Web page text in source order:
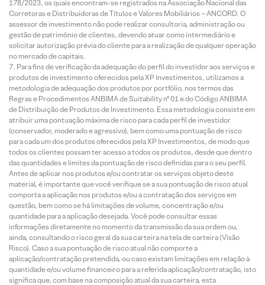
178/2023, os quais encontram-se registrados na Associação Nacional das
Corretoras e Distribuidoras de Títulos e Valores Mobiliários – ANCORD. O
assessor de investimento não pode realizar consultoria, administração ou
gestão de patrimônio de clientes, devendo atuar como intermediário e
solicitar autorização prévia do cliente para a realização de qualquer operação
no mercado de capitais.
Para fins de verificação da adequação do perfil do investidor aos serviços e
produtos de investimento oferecidos pela XP Investimentos, utilizamos a
metodologia de adequação dos produtos por portfólio, nos termos das
Regras e Procedimentos ANBIMA de Suitability nº 01 e do Código ANBIMA
de Distribuição de Produtos de Investimento. Essa metodologia consiste em
atribuir uma pontuação máxima de risco para cada perfil de investidor
(conservador, moderado e agressivo), bem como uma pontuação de risco
para cada um dos produtos oferecidos pela XP Investimentos, de modo que
todos os clientes possam ter acesso a todos os produtos, desde que dentro
das quantidades e limites da pontuação de risco definidas para o seu perfil.
Antes de aplicar nos produtos e/ou contratar os serviços objeto deste
material, é importante que você verifique se a sua pontuação de risco atual
comporta a aplicação nos produtos e/ou a contratação dos serviços em
questão, bem como se há limitações de volume, concentração e/ou
quantidade para a aplicação desejada. Você pode consultar essas
informações diretamente no momento da transmissão da sua ordem ou,
ainda, consultando o risco geral da sua carteira na tela de carteira (Visão
Risco). Caso a sua pontuação de risco atual não comporte a
aplicação/contratação pretendida, ou caso existam limitações em relação à
quantidade e/ou volume financeiro para a referida aplicação/contratação, isto
significa que, com base na composição atual da sua carteira, esta